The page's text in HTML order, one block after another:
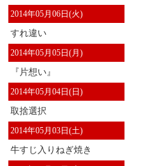
2014年05月06日(火)
すれ違い
2014年05月05日(月)
『片想い』
2014年05月04日(日)
取捨選択
2014年05月03日(土)
牛すじ入りねぎ焼き